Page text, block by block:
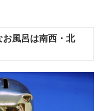
風呂は南西・北